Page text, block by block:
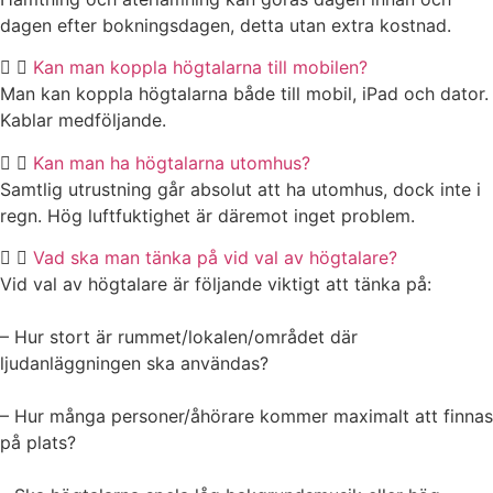
dagen efter bokningsdagen, detta utan extra kostnad.
Kan man koppla högtalarna till mobilen?
Man kan koppla högtalarna både till mobil, iPad och dator.
Kablar medföljande.
Kan man ha högtalarna utomhus?
Samtlig utrustning går absolut att ha utomhus, dock inte i
regn. Hög luftfuktighet är däremot inget problem.
Vad ska man tänka på vid val av högtalare?
Vid val av högtalare är följande viktigt att tänka på:
– Hur stort är rummet/lokalen/området där
ljudanläggningen ska användas?
– Hur många personer/åhörare kommer maximalt att finnas
på plats?